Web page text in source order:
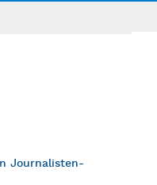
Journalisten-